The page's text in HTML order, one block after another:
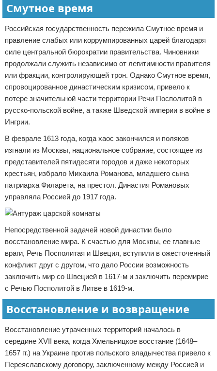
Смутное время
Российская государственность пережила Смутное время и
правление слабых или коррумпированных царей благодаря
силе центральной бюрократии правительства. Чиновники
продолжали служить независимо от легитимности правителя
или фракции, контролирующей трон. Однако Смутное время,
спровоцированное династическим кризисом, привело к
потере значительной части территории Речи Посполитой в
русско-польской войне, а также Шведской империи в войне в
Ингрии.
В феврале 1613 года, когда хаос закончился и поляков
изгнали из Москвы, национальное собрание, состоящее из
представителей пятидесяти городов и даже некоторых
крестьян, избрало Михаила Романова, младшего сына
патриарха Филарета, на престол. Династия Романовых
управляла Россией до 1917 года.
Непосредственной задачей новой династии было
восстановление мира. К счастью для Москвы, ее главные
враги, Речь Посполитая и Швеция, вступили в ожесточенный
конфликт друг с другом, что дало России возможность
заключить мир со Швецией в 1617-м и заключить перемирие
с Речью Посполитой в Литве в 1619-м.
Восстановление и возвращение
Восстановление утраченных территорий началось в
середине XVII века, когда Хмельницкое восстание (1648–
1657 гг.) на Украине против польского владычества привело к
Переяславскому договору, заключенному между Россией и